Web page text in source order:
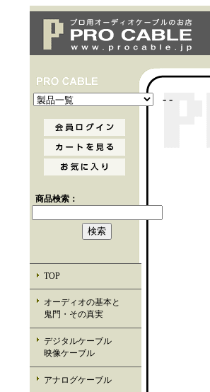
商品検索：
TOP
オーディオの基本と
鬼門・その真実
デジタルケーブル
映像ケーブル
アナログケーブル
- -